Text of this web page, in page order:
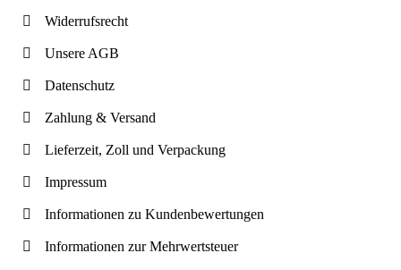
Widerrufsrecht
Unsere AGB
Datenschutz
Zahlung & Versand
Lieferzeit, Zoll und Verpackung
Impressum
Informationen zu Kundenbewertungen
Informationen zur Mehrwertsteuer